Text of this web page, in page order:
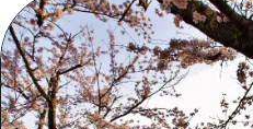
특집
목록
모델 코스